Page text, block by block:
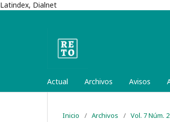
Latindex, Dialnet
Actual Archivos Avisos
Inicio / Archivos / Vol. 7 Núm.